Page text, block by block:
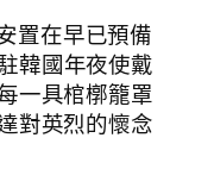
置在早已預備
韓國年夜使戴
一具棺槨籠罩
對英烈的懷念